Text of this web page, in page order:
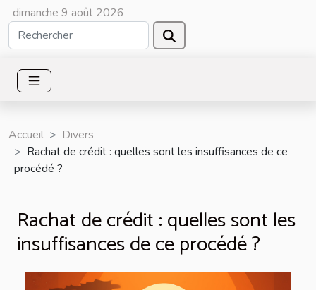
dimanche 9 août 2026
Accueil
Divers
Rachat de crédit : quelles sont les insuffisances de ce
procédé ?
Rachat de crédit : quelles sont les
insuffisances de ce procédé ?